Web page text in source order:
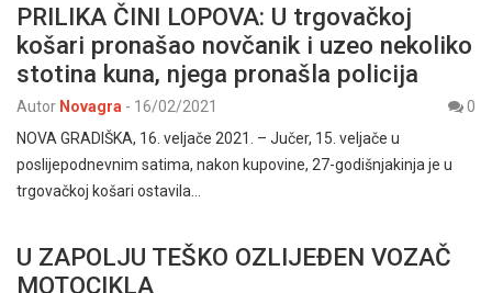
PRILIKA ČINI LOPOVA: U trgovačkoj
košari pronašao novčanik i uzeo nekoliko
stotina kuna, njega pronašla policija
Autor Novagra - 16/02/2021
0
NOVA GRADIŠKA, 16. veljače 2021. – Jučer, 15. veljače u
poslijepodnevnim satima, nakon kupovine, 27-godišnjakinja je u
trgovačkoj košari ostavila…
U ZAPOLJU TEŠKO OZLIJEĐEN VOZAČ
MOTOCIKLA